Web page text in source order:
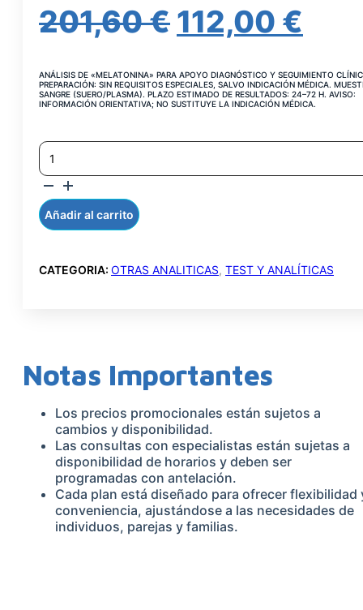
201,60€ EL
ORIGINAL
201,60 €.
112,00 €
ANÁLISIS DE «MELATONINA» PARA APOYO DIAGNÓSTICO Y SEGUIMIENTO
PREPARACIÓN: SIN REQUISITOS ESPECIALES, SALVO INDICACIÓN MÉDICA.
SANGRE (SUERO/PLASMA). PLAZO ESTIMADO DE RESULTADOS: 24–72 H. AVISO:
INFORMACIÓN ORIENTATIVA; NO SUSTITUYE LA INDICACIÓN MÉDICA.
MELATONINA
EN
SUERO
CANTIDAD
Añadir al carrito
CATEGORIA: OTRAS ANALITICAS, TEST Y ANALÍTICAS
Notas Importantes
Los precios promocionales están sujetos a
cambios y disponibilidad.
Las consultas con especialistas están sujetas a
disponibilidad de horarios y deben ser
programadas con antelación.
Cada plan está diseñado para ofrecer flexibilidad
conveniencia, ajustándose a las necesidades de
individuos, parejas y familias.